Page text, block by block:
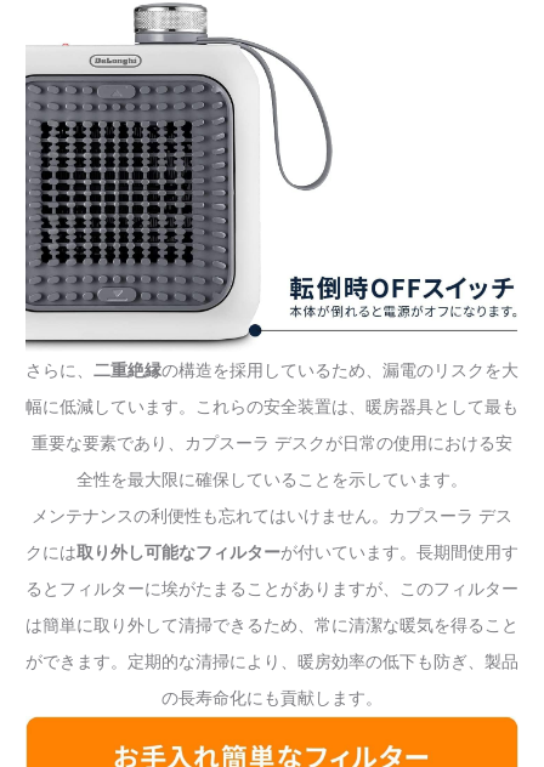
さらに、 二重絶縁の構造を採用しているため、漏電のリスクを大
幅に低減しています。これらの安全装置は、暖房器具として最も
重要な要素であり、カプスーラ デスクが日常の使用における安
全性を最大限に確保していることを示しています。
メンテナンスの利便性も忘れてはいけません。カプスーラ デス
クには取り外し可能なフィルターが付いています。長期間使用す
るとフィルターに埃がたまることがありますが、このフィルター
は簡単に取り外して清掃できるため、常に清潔な暖気を得ること
ができます。定期的な清掃により、暖房効率の低下も防ぎ、製品
の長寿命化にも貢献します。